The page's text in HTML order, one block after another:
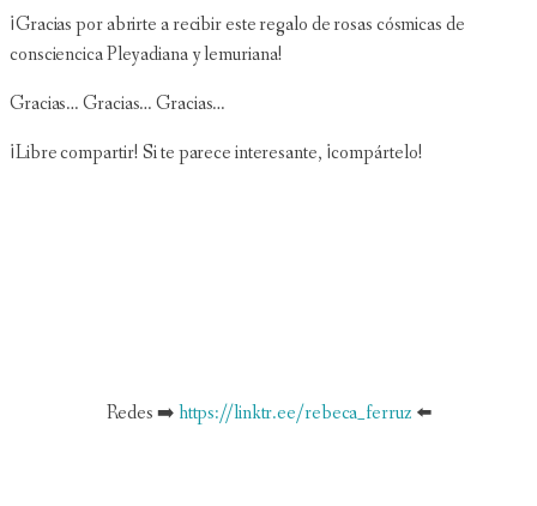
¡Gracias por abrirte a recibir este regalo de rosas cósmicas de
consciencica Pleyadiana y lemuriana!
Gracias… Gracias… Gracias…
¡Libre compartir! Si te parece interesante, ¡compártelo!
Redes ➡️https://linktr.ee/rebeca_ferruz ⬅️